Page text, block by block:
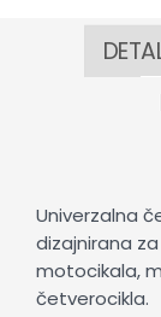
Univerzalna
dizajnirana
motocikala,
četverocikla.